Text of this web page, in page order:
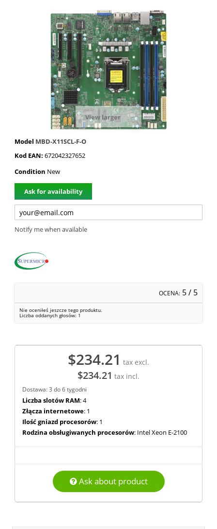
View larger
Model MBD-X11SCL-F-O
Kod EAN: 672042327652
Condition New
Ask for availability
Notify me when available
OCENA: 5/ 5
Nie oceniłeś jeszcze tego produktu.
Liczba oddanych głosów: 1
$234.21 tax excl.
$234.21 tax incl.
Dostawa: 3 do 6 tygodni
Liczba slotów RAM: 4
Złącza internetowe: 1
Ilość gniazd procesorów: 1
Rodzina obsługiwanych procesorów: Intel Xeon E-2100
Ask about product